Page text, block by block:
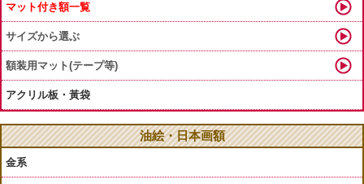
マット付き額一覧
サイズから選ぶ
額装用マット(テープ等)
アクリル板・黃袋
油絵・日本画額
金系